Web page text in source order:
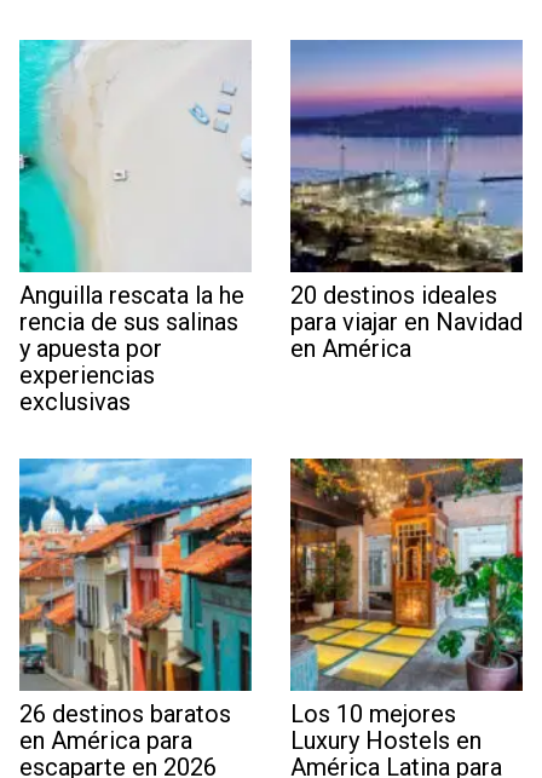
Anguilla rescata la he
rencia de sus salinas
y apuesta por
experiencias
exclusivas
20 destinos ideales
para viajar en Navidad
en América
26 destinos baratos
en América para
escaparte en 2026
Los 10 mejores
Luxury Hostels en
América Latina para